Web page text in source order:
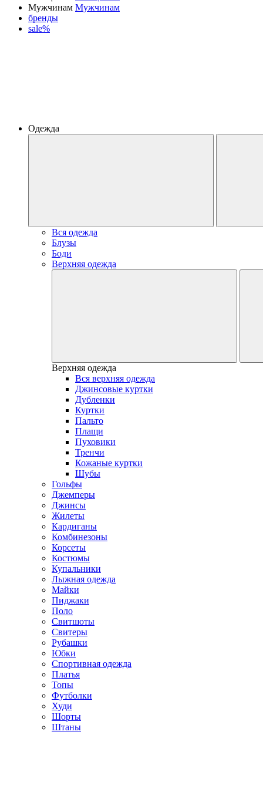
Мужчинам Мужчинам
бренды
sale%
Одежда
Вся одежда
Блузы
Боди
Верхняя одежда
Верхняя одежда
Вся верхняя одежда
Джинсовые куртки
Дубленки
Куртки
Пальто
Плащи
Пуховики
Тренчи
Кожаные куртки
Шубы
Гольфы
Джемперы
Джинсы
Жилеты
Кардиганы
Комбинезоны
Корсеты
Костюмы
Купальники
Лыжная одежда
Майки
Пиджаки
Поло
Свитшоты
Свитеры
Рубашки
Юбки
Спортивная одежда
Платья
Топы
Футболки
Худи
Шорты
Штаны